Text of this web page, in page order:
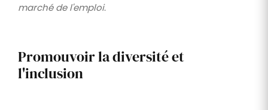
marché de l'emploi.
Promouvoir la diversité et
l'inclusion